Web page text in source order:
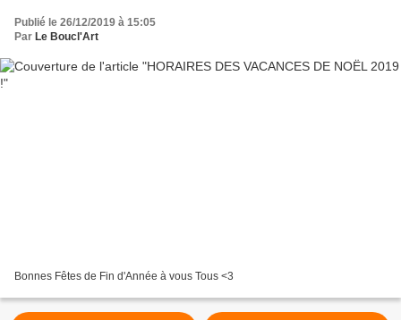
Publié le 26/12/2019 à 15:05
Par Le Boucl'Art
Bonnes Fêtes de Fin d'Année à vous Tous <3